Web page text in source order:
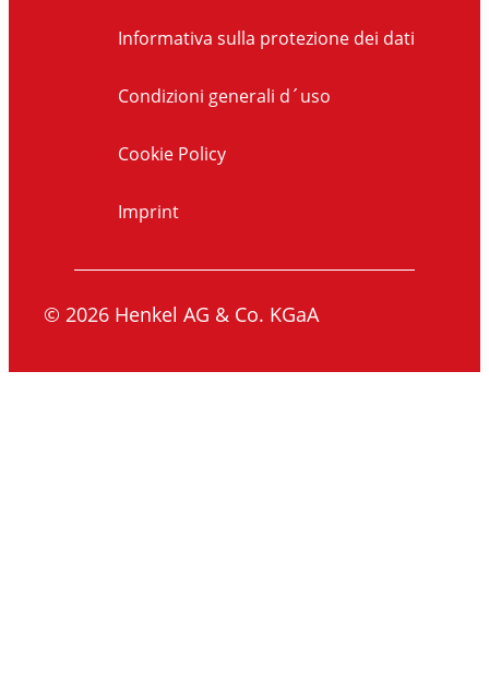
Informativa sulla protezione dei dati
Condizioni generali d´uso
Cookie Policy
Imprint
© 2026 Henkel AG & Co. KGaA